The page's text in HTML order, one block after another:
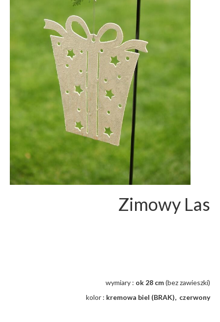
Zimowy Las
wymiary : ok 28 cm(bez zawieszki)
kolor : kremowa biel (BRAK), czerwony